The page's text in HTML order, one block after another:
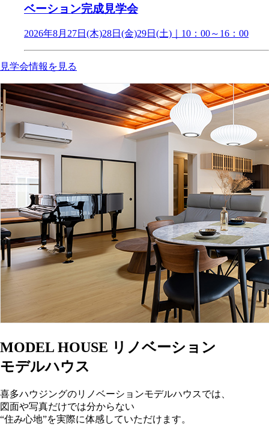
ベーション完成見学会
2026年8月27日(木)28日(金)29日(土)｜10：00～16：00
見学会情報を見る
MODEL HOUSE リノベーション
モデルハウス
喜多ハウジングのリノベーションモデルハウスでは、
図面や写真だけでは分からない
“住み心地”を実際に体感していただけます。